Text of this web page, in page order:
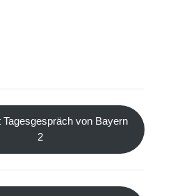
Tagesgespräch von Bayern
2